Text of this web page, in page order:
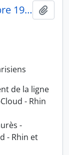
Octobre - Novembre - Décembre 1981
de la ligne
- Rhin
-
- Rhin et